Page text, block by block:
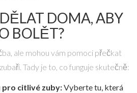
DOMA, ABY
BOLĚT?
ale mohou vám pomoci přečkat
Tady je to, co funguje skutečně:
pro citlivé zuby:Vyberte tu, která